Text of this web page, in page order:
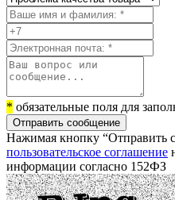
* обязательные поля для
Отправить сообщение
Нажимая кнопку “Отправить
пользовательское соглашение
информации согласно 152ФЗ